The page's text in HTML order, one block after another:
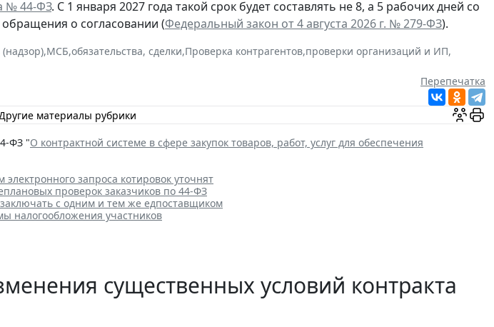
№ 44-ФЗ. С 1 января 2027 года такой срок будет составлять не 8, а 5 рабочих дней со
о согласовании (Федеральный закон от 4 августа 2026 г. № 279-ФЗ).
,МСБ,обязательства, сделки,Проверка контрагентов,проверки организаций и ИП,
Перепечатка
материалы рубрики
ФЗ "О контрактной системе в сфере закупок товаров, работ, услуг для обеспечения
запроса котировок уточнят
проверок заказчиков по 44-ФЗ
с одним и тем же едпоставщиком
налогообложения участников
существенных условий контракта